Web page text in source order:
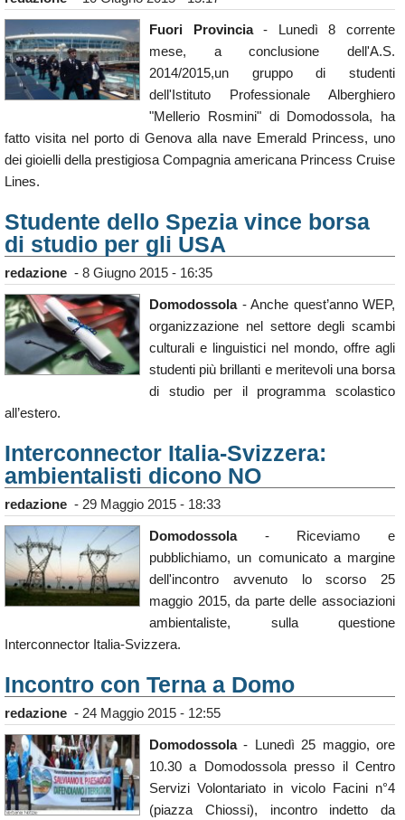
Fuori Provincia- Lunedì 8 corrente
mese, a conclusione dell'A.S.
2014/2015,un gruppo di studenti
dell'Istituto Professionale Alberghiero
"Mellerio Rosmini" di Domodossola, ha
fatto visita nel porto di Genova alla nave Emerald Princess, uno
dei gioielli della prestigiosa Compagnia americana Princess Cruise
Lines.
Studente dello Spezia vince borsa
di studio per gli USA
redazione - 8 Giugno 2015 - 16:35
Domodossola- Anche quest’anno WEP,
organizzazione nel settore degli scambi
culturali e linguistici nel mondo, offre agli
studenti più brillanti e meritevoli una borsa
di studio per il programma scolastico
all’estero.
Interconnector Italia-Svizzera:
ambientalisti dicono NO
redazione - 29 Maggio 2015 - 18:33
Domodossola- Riceviamo e
pubblichiamo, un comunicato a margine
dell'incontro avvenuto lo scorso 25
maggio 2015, da parte delle associazioni
ambientaliste, sulla questione
Interconnector Italia-Svizzera.
Incontro con Terna a Domo
redazione - 24 Maggio 2015 - 12:55
Domodossola- Lunedì 25 maggio, ore
10.30 a Domodossola presso il Centro
Servizi Volontariato in vicolo Facini n°4
(piazza Chiossi), incontro indetto da